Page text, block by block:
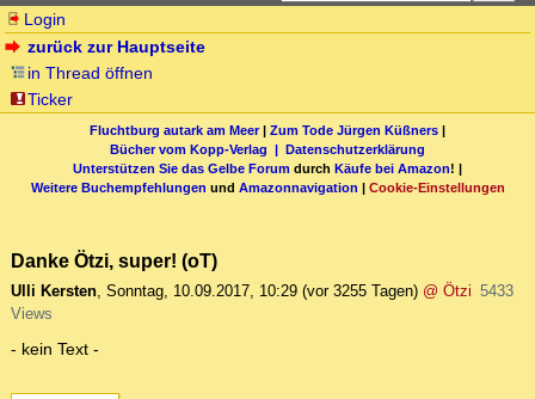
Login
zurück zur Hauptseite
in Thread öffnen
Ticker
Fluchtburg autark am Meer| Zum Tode Jürgen Küßners |
Bücher vom Kopp-Verlag | Datenschutzerklärung
Unterstützen Sie das Gelbe Forum durch Käufe bei Amazon! |
Weitere Buchempfehlungen und Amazonnavigation | Cookie-Einstellungen
Danke Ötzi, super! (oT)
Ulli Kersten, Sonntag, 10.09.2017, 10:29 (vor 3255 Tagen) @ Ötzi 5433
Views
- kein Text -